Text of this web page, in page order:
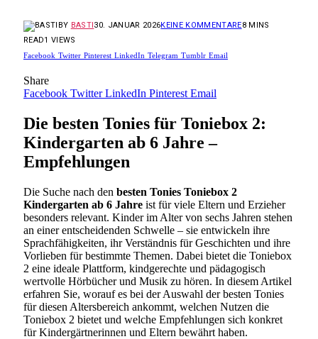
BY BASTI30. JANUAR 2026KEINE KOMMENTARE8 MINS
READ1 VIEWS
Facebook Twitter Pinterest LinkedIn Telegram Tumblr Email
Share
Facebook Twitter LinkedIn Pinterest Email
Die besten Tonies für Toniebox 2:
Kindergarten ab 6 Jahre –
Empfehlungen
Die Suche nach den besten Tonies Toniebox 2
Kindergarten ab 6 Jahre ist für viele Eltern und Erzieher
besonders relevant. Kinder im Alter von sechs Jahren stehen
an einer entscheidenden Schwelle – sie entwickeln ihre
Sprachfähigkeiten, ihr Verständnis für Geschichten und ihre
Vorlieben für bestimmte Themen. Dabei bietet die Toniebox
2 eine ideale Plattform, kindgerechte und pädagogisch
wertvolle Hörbücher und Musik zu hören. In diesem Artikel
erfahren Sie, worauf es bei der Auswahl der besten Tonies
für diesen Altersbereich ankommt, welchen Nutzen die
Toniebox 2 bietet und welche Empfehlungen sich konkret
für Kindergärtnerinnen und Eltern bewährt haben.